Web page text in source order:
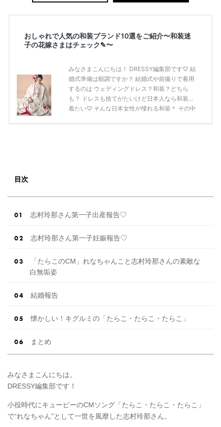
おしゃれで人気の和装ブランド10選をご紹介〜和装迷
子の花嫁さまはチェック✎〜
みなさまこんにちは！ DRESSY編集部です♡ 結
婚式準備は順調ですか？ 結婚式や前撮りで着用
するのは ウェディングドレス？和装？どちら
も？ ドレスも捨てがたいけど日本人なら和装を
着たい♡ そんな日本女性が憧れる和装＊ その中
すよ！ もともと武家 […]続きを読む
目次
志村玲那さん第一子出産報告♡
志村玲那さん第一子妊娠報告♡
「たらこのCM」れなちゃんこと志村玲那さんの素敵な
白無垢姿
結婚報告
懐かしい！キグルミの「たらこ・たらこ・たらこ」
まとめ
みなさまこんにちは。
DRESSY編集部です！
小役時代にキューピーのCMソング「たらこ・たらこ・たらこ」
で“れなちゃん”として一世を風靡した志村玲那さん。